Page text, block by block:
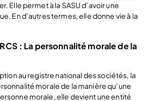
Elle permet à la SASU d’avoir une
En d’autres termes, elle donne vie à la
: La personnalité morale de la
au registre national des sociétés, la
morale de la manière qu’une
morale, elle devient une entité